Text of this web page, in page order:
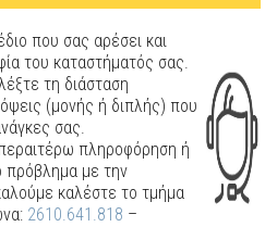
που σας αρέσει και
του καταστήματός σας.
τη διάσταση
(μονής ή διπλής) που
σας.
πληροφόρηση ή
πρόβλημα με την
καλέστε το τμήμα
2610.641.818 –